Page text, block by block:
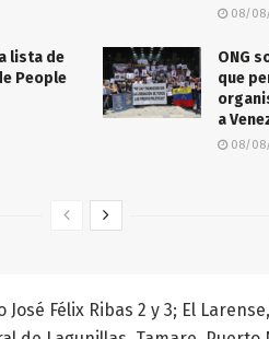
08/
lista de
People
ONG
que
a
08/
Félix Ribas 2 y 3; El